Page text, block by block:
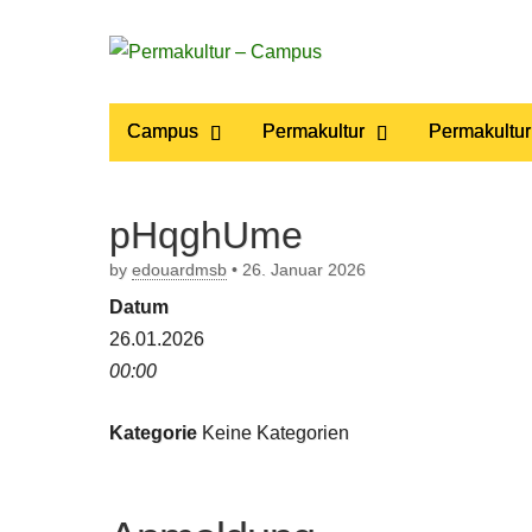
Permakultur
– Campus
Main
menu
Campus Permakultur
pHqghUme
by edouardmsb • 26. Januar 2026
Datum
26.01.2026
00:00
Kategorie Keine Kategorien